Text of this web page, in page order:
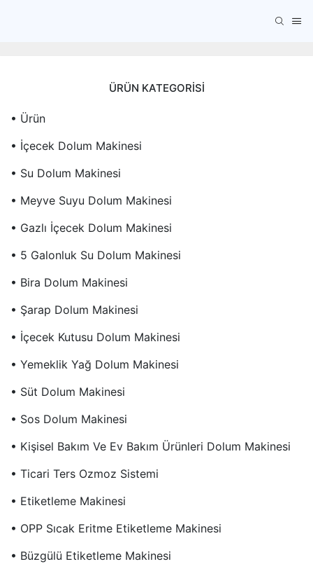
ÜRÜN KATEGORISI
• Ürün
• İçecek Dolum Makinesi
• Su Dolum Makinesi
• Meyve Suyu Dolum Makinesi
• Gazlı İçecek Dolum Makinesi
• 5 Galonluk Su Dolum Makinesi
• Bira Dolum Makinesi
• Şarap Dolum Makinesi
• İçecek Kutusu Dolum Makinesi
• Yemeklik Yağ Dolum Makinesi
• Süt Dolum Makinesi
• Sos Dolum Makinesi
• Kişisel Bakım Ve Ev Bakım Ürünleri Dolum Makinesi
• Ticari Ters Ozmoz Sistemi
• Etiketleme Makinesi
• OPP Sıcak Eritme Etiketleme Makinesi
• Büzgülü Etiketleme Makinesi